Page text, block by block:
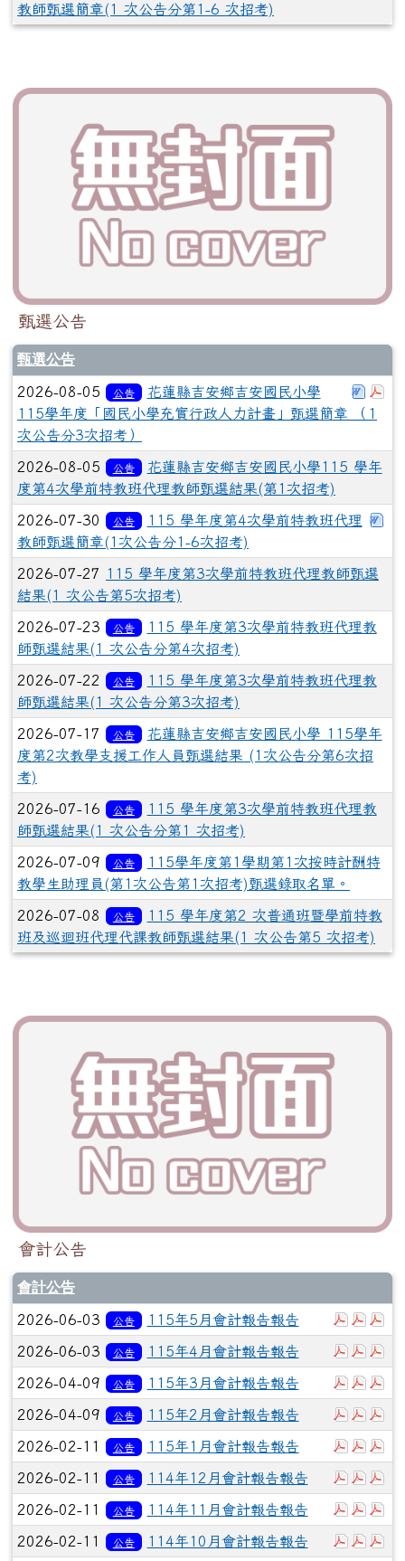
教師甄選簡章(1 次公告分第1-6 次招考)
甄選公告
甄選公告
下載
2026-08-05 公告
花蓮縣吉安鄉吉安國民小學
115學年度「國民小學充實行政人力計畫」甄選簡章 （1
次公告分3次招考）
2026-08-05 公告
花蓮縣吉安鄉吉安國民小學115 學年
度第4次學前特教班代理教師甄選結果(第1次招考)
2026-07-30 公告
115 學年度第4次學前特教班代理
教師甄選簡章(1次公告分1-6次招考)
2026-07-27
115 學年度第3次學前特教班代理教師甄選
結果(1 次公告第5次招考)
2026-07-23 公告
115 學年度第3次學前特教班代理教
師甄選結果(1 次公告分第4次招考)
2026-07-22 公告
115 學年度第3次學前特教班代理教
師甄選結果(1 次公告分第3次招考)
2026-07-17 公告
花蓮縣吉安鄉吉安國民小學 115學年
度第2次教學支援工作人員甄選結果 (1次公告分第6次招
考)
2026-07-16 公告
115 學年度第3次學前特教班代理教
師甄選結果(1 次公告分第1 次招考)
2026-07-09 公告
115學年度第1學期第1次按時計酬特
教學生助理員(第1次公告第1次招考)甄選錄取名單。
2026-07-08 公告
115 學年度第2 次普通班暨學前特教
班及巡迴班代理代課教師甄選結果(1 次公告第5 次招考)
會計公告
會計公告
下載：
下載
2026-06-03 公告 115年5月會計報告報告
下載：
下載
2026-06-03 公告 115年4月會計報告報告
下載：
下載
2026-04-09 公告 115年3月會計報告報告
下載：
下載
2026-04-09 公告 115年2月會計報告報告
下載：
下載
2026-02-11 公告 115年1月會計報告報告
下載：
下載
2026-02-11 公告 114年12月會計報告報告
下載：
下載
2026-02-11 公告 114年11月會計報告報告
下載：
下載
2026-02-11 公告 114年10月會計報告報告